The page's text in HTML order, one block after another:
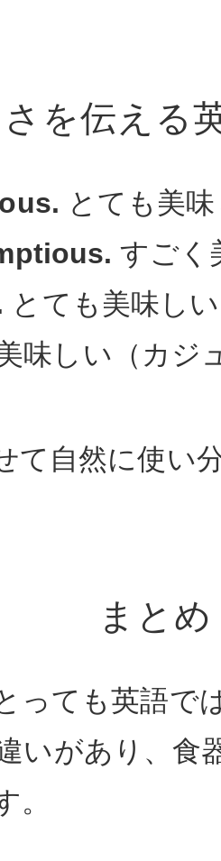
を伝える
とても美
すごく
とても美味しい
味しい（カジ
て自然に使い
まとめ
っても英語で
いがあり、食
。